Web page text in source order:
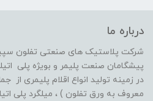
درباره ما
شرکت پلاستیک های صنعتی تفلون
پیشگامان صنعت پلیمر و بویژه پلی